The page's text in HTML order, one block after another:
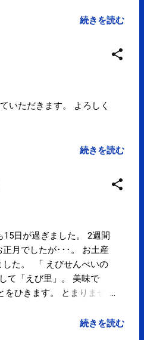
くなりそうです。 さくま
続きを読む
いただきます。 よろしく
続きを読む
15日が過ぎました。 2週間
正月でしたが･･･。 お土産
した。 「 えびせんべいの
て「えび里」。 美味で
をひきます。 とまりませ
、明後日には･･･。 ありが
続きを読む